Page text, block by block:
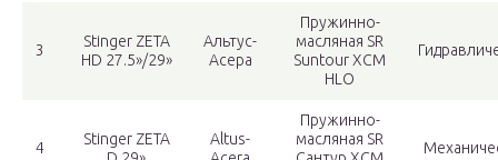
3
Stinger ZETA
HD 27.5»/29»
Альтус-
Асера
Пружинно-
масляная SR
Suntour XCM
HLO
4
Stinger ZETA
Altus-
Пружинно-
масляная SR